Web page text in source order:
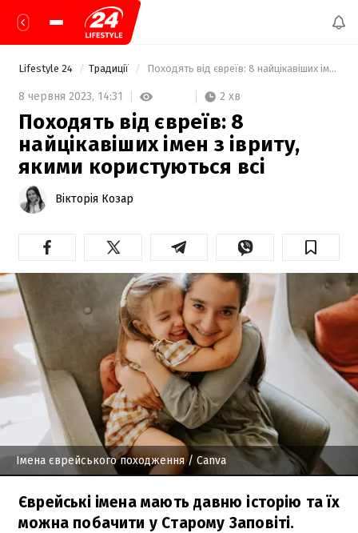
Lifestyle 24 Традиції Походять від євреїв: 8 найцікавіших імен з івриту, якими користуються всі
8 червня 2023, 14:31 2 хв
Походять від євреїв: 8
найцікавіших імен з івриту,
якими користуються всі
Вікторія Козар
Імена єврейського походження/ Canva
Єврейські імена мають давню історію та їх
можна побачити у Старому Заповіті.